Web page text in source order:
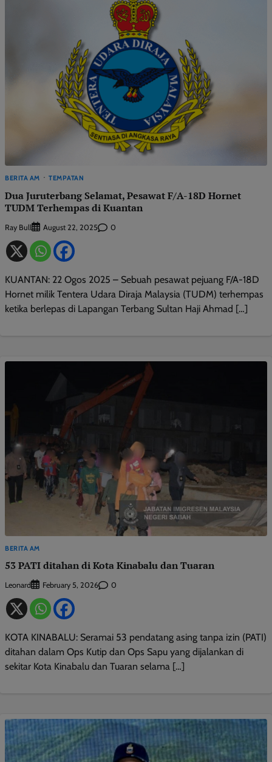
BERITA AM TEMPATAN
Dua Juruterbang Selamat, Pesawat F/A-18D Hornet
TUDM Terhempas di Kuantan
Ray Bull August 22, 2025 0
KUANTAN: 22 Ogos 2025 – Sebuah pesawat pejuang F/A-18D
Hornet milik Tentera Udara Diraja Malaysia (TUDM) terhempas
ketika berlepas di Lapangan Terbang Sultan Haji Ahmad […]
BERITA AM
53 PATI ditahan di Kota Kinabalu dan Tuaran
Leonard February 5, 2026 0
KOTA KINABALU: Seramai 53 pendatang asing tanpa izin (PATI)
ditahan dalam Ops Kutip dan Ops Sapu yang dijalankan di
sekitar Kota Kinabalu dan Tuaran selama […]